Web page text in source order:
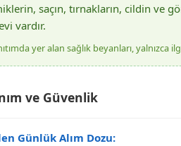
saçın, tırnakların, cildin ve
vardır.
yer alan sağlık beyanları,
ve Güvenlik
Günlük Alım Dozu: